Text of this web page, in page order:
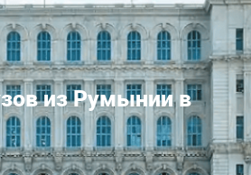
из Румынии в